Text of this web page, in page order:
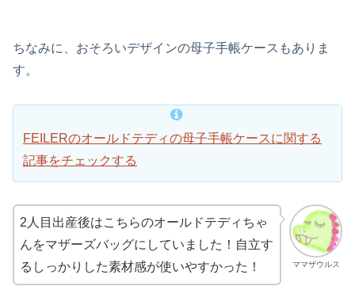
ちなみに、おそろいデザインの母子手帳ケースもありま
す。
FEILERのオールドテディの母子手帳ケースに関する
記事をチェックする
ママザウルス
2人目出産後はこちらのオールドテディちゃ
んをマザーズバッグにしていました！自立す
るしっかりした素材感が使いやすかった！